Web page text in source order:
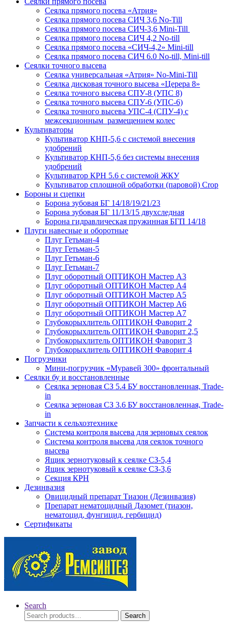
Сеялка прямого посева «Атрия»
Сеялка прямого посева СИЧ 3,6 No-Till
Сеялка прямого посева СИЧ-3,6 Mini-Till
Сеялка прямого посева СИЧ 4,2 No-till
Сеялка прямого посева «СИЧ-4,2» Mini-till
Сеялка прямого посева СИЧ 6.0 No-till, Mini-till
Сеялки точного высева
Сеялка универсальная «Атрия» No-Mini-Till
Сеялка дисковая точного высева «Церера 8»
Сеялка точного высева СПУ-8 (УПС 8)
Сеялка точного высева СПУ-6 (УПС-6)
Сеялка точного высева УПС-4 (СПУ-4) с
межсекционным размещением колес
Культиваторы
Культиватор КНП-5,6 с системой внесения
удобрений
Культиватор КНП-5,6 без системы внесения
удобрений
Культиватор КРН 5.6 с системой ЖКУ
Культиватор сплошной обработки (паровой) Crop
Бороны и сцепки
Борона зубовая БГ 14/18/19/21/23
Борона зубовая БГ 11/13/15 двухследная
Борона гидравлическая пружинная БГП 14/18
Плуги навесные и оборотные
Плуг Гетьман-4
Плуг Гетьман-5
Плуг Гетьман-6
Плуг Гетьман-7
Плуг оборотный ОПТИКОН Мастер А3
Плуг оборотный ОПТИКОН Мастер А4
Плуг оборотный ОПТИКОН Мастер А5
Плуг оборотный ОПТИКОН Мастер А6
Плуг оборотный ОПТИКОН Мастер А7
Глубокорыхлитель ОПТИКОН Фаворит 2
Глубокорыхлитель ОПТИКОН Фаворит 2,5
Глубокорыхлитель ОПТИКОН Фаворит 3
Глубокорыхлитель ОПТИКОН Фаворит 4
Погрузчики
Мини-погрузчик «Муравей 300» фронтальный
Сеялки бу и восстановленные
Сеялка зерновая СЗ 5.4 БУ восстановленная, Trade-
in
Сеялка зерновая СЗ 3.6 БУ восстановленная, Trade-
in
Запчасти к сельхозтехнике
Система контроля высева для зерновых сеялок
Система контроля высева для сеялок точного
высева
Ящик зернотуковый к сеялке СЗ-5,4
Ящик зернотуковый к сеялке СЗ-3,6
Секция КРН
Дезинвазия
Овицидный препарат Тиазон (Дезинвазия)
Препарат нематоцидный Дазомет (тиазон,
нематоцид, фунгицид, гербицид)
Сертификаты
Search
Search
Search